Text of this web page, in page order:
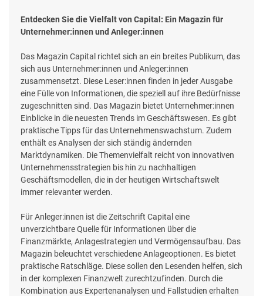
Entdecken Sie die Vielfalt von Capital: Ein Magazin für
Unternehmer:innen und Anleger:innen
Das Magazin Capital richtet sich an ein breites Publikum, das
sich aus Unternehmer:innen und Anleger:innen
zusammensetzt. Diese Leser:innen finden in jeder Ausgabe
eine Fülle von Informationen, die speziell auf ihre Bedürfnisse
zugeschnitten sind. Das Magazin bietet Unternehmer:innen
Einblicke in die neuesten Trends im Geschäftswesen. Es gibt
praktische Tipps für das Unternehmenswachstum. Zudem
enthält es Analysen der sich ständig ändernden
Marktdynamiken. Die Themenvielfalt reicht von innovativen
Unternehmensstrategien bis hin zu nachhaltigen
Geschäftsmodellen, die in der heutigen Wirtschaftswelt
immer relevanter werden.
Für Anleger:innen ist die Zeitschrift Capital eine
unverzichtbare Quelle für Informationen über die
Finanzmärkte, Anlagestrategien und Vermögensaufbau. Das
Magazin beleuchtet verschiedene Anlageoptionen. Es bietet
praktische Ratschläge. Diese sollen den Lesenden helfen, sich
in der komplexen Finanzwelt zurechtzufinden. Durch die
Kombination aus Expertenanalysen und Fallstudien erhalten